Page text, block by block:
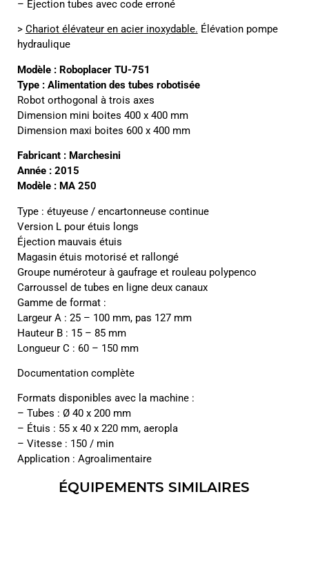
– Ejection tubes avec code erroné
> Chariot élévateur en acier inoxydable. Élévation pompe
hydraulique
Modèle : Roboplacer TU-751
Type : Alimentation des tubes robotisée
Robot orthogonal à trois axes
Dimension mini boites 400 x 400 mm
Dimension maxi boites 600 x 400 mm
Fabricant : Marchesini
Année : 2015
Modèle : MA 250
Type : étuyeuse / encartonneuse continue
Version L pour étuis longs
Éjection mauvais étuis
Magasin étuis motorisé et rallongé
Groupe numéroteur à gaufrage et rouleau polypenco
Carroussel de tubes en ligne deux canaux
Gamme de format :
Largeur A : 25 – 100 mm, pas 127 mm
Hauteur B : 15 – 85 mm
Longueur C : 60 – 150 mm
Documentation complète
Formats disponibles avec la machine :
– Tubes : Ø 40 x 200 mm
– Étuis : 55 x 40 x 220 mm, aeropla
– Vitesse : 150 / min
Application : Agroalimentaire
ÉQUIPEMENTS SIMILAIRES